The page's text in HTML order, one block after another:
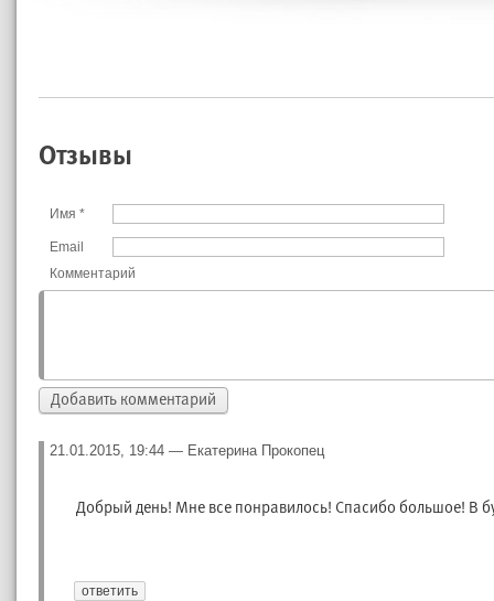
Отзывы
Имя *
Email
Комментарий
21.01.2015, 19:44 — Екатерина Прокопец
Добрый день! Мне все понравилось! Спасибо большое! В
ответить